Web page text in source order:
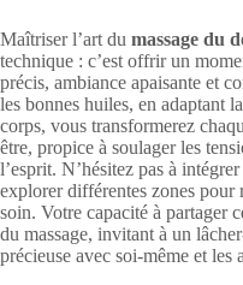
Maîtriser l’art du massage du
technique : c’est offrir un
précis, ambiance apaisante et
les bonnes huiles, en adaptant
corps, vous transformerez
être, propice à soulager les
l’esprit. N’hésitez pas à
explorer différentes zones pour
soin. Votre capacité à partager
du massage, invitant à un
précieuse avec soi-même et les